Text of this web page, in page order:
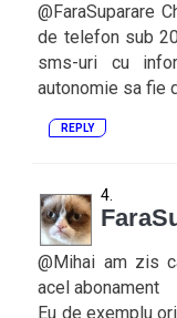
@FaraSuparare
de telefon sub
sms-uri cu
autonomie sa fie
REPLY
@Mihai am zis
acel abonament
Eu de exemplu